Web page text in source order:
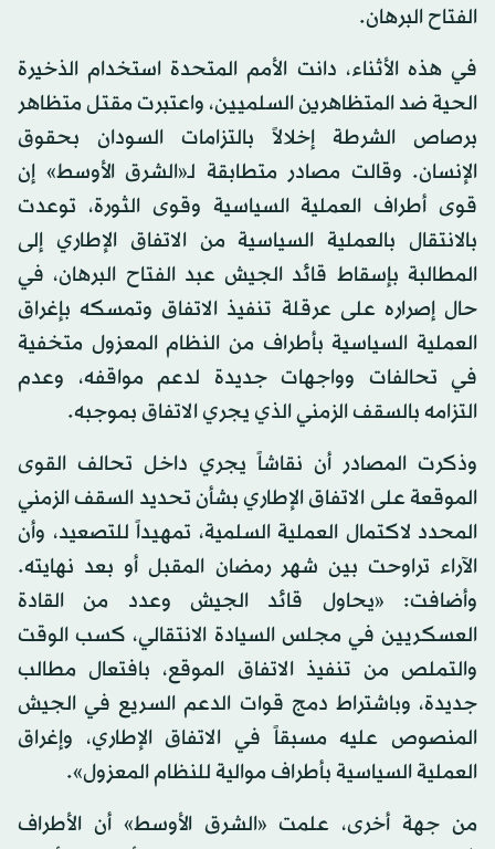
الفتاح البرهان.
في هذه الأثناء، دانت الأمم المتحدة استخدام الذخيرة
الحية ضد المتظاهرين السلميين، واعتبرت مقتل متظاهر
برصاص الشرطة إخلالاً بالتزامات السودان بحقوق
الإنسان. وقالت مصادر متطابقة لـ«الشرق الأوسط» إن
قوى أطراف العملية السياسية وقوى الثورة، توعدت
بالانتقال بالعملية السياسية من الاتفاق الإطاري إلى
المطالبة بإسقاط قائد الجيش عبد الفتاح البرهان، في
حال إصراره على عرقلة تنفيذ الاتفاق وتمسكه بإغراق
العملية السياسية بأطراف من النظام المعزول متخفية
في تحالفات وواجهات جديدة لدعم مواقفه، وعدم
التزامه بالسقف الزمني الذي يجري الاتفاق بموجبه.
وذكرت المصادر أن نقاشاً يجري داخل تحالف القوى
الموقعة على الاتفاق الإطاري بشأن تحديد السقف الزمني
المحدد لاكتمال العملية السلمية، تمهيداً للتصعيد، وأن
الآراء تراوحت بين شهر رمضان المقبل أو بعد نهايته.
وأضافت: «يحاول قائد الجيش وعدد من القادة
العسكريين في مجلس السيادة الانتقالي، كسب الوقت
والتملص من تنفيذ الاتفاق الموقع، بافتعال مطالب
جديدة، وباشتراط دمج قوات الدعم السريع في الجيش
المنصوص عليه مسبقاً في الاتفاق الإطاري، وإغراق
العملية السياسية بأطراف موالية للنظام المعزول».
من جهة أخرى، علمت «الشرق الأوسط» أن الأطراف